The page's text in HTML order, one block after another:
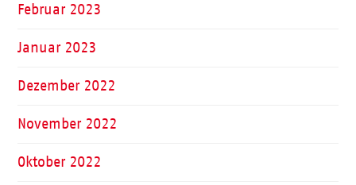
Februar 2023
Januar 2023
Dezember 2022
November 2022
Oktober 2022